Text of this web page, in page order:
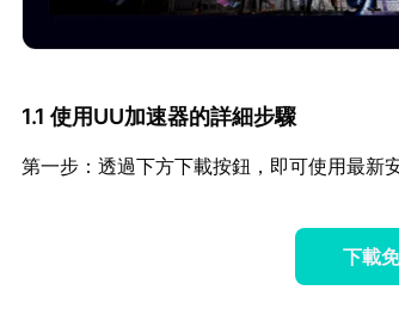
1.1 使用UU加速器的詳細步驟
第一步：透過下方下載按鈕，即可使用最新
下載